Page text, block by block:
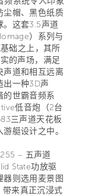
尘帽、黑色纸质
。这套3.5声道
）系列与
础之上，其所
的声场，满足
声道和相互远离
出一种3D声
的世霸音频系
低音炮（2台
三声道天花板
艇设计之中。
– 五声道
State功放驱
则选用麦景图
带来真正沉浸式